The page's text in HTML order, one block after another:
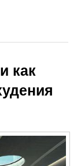
как